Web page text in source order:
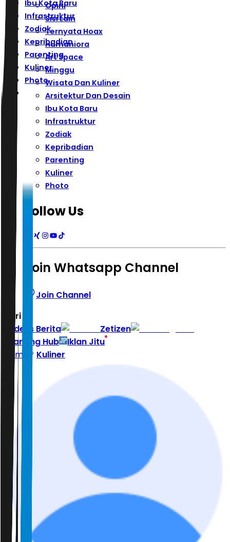
Ibu Kota Baru
Infrastruktur
Zodiak
Kepribadian
Parenting
Kuliner
Photo
Opini
Sisi Lain
Ternyata Hoax
Humaniora
Art Space
Minggu
Wisata Dan Kuliner
Arsitektur Dan Desain
Ibu Kota Baru
Infrastruktur
Zodiak
Kepribadian
Parenting
Kuliner
Photo
Follow Us
Join Whatsapp Channel
Join Channel
Hari ini
Indeks Berita
Zetizen
Learning Hub
Iklan Jitu
Home
Kuliner